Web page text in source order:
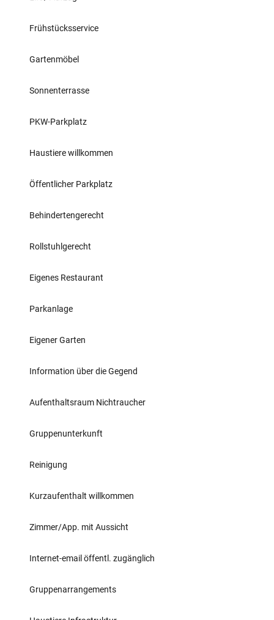
Frühstücksservice
Gartenmöbel
Sonnenterrasse
PKW-Parkplatz
Haustiere willkommen
Öffentlicher Parkplatz
Behindertengerecht
Rollstuhlgerecht
Eigenes Restaurant
Parkanlage
Eigener Garten
Information über die Gegend
Aufenthaltsraum Nichtraucher
Gruppenunterkunft
Reinigung
Kurzaufenthalt willkommen
Zimmer/App. mit Aussicht
Internet-email öffentl. zugänglich
Gruppenarrangements